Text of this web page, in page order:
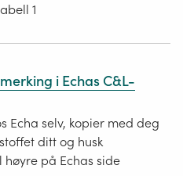
1
i Echas C&L-
Echa selv, kopier med deg
ditt og husk
høyre på Echas side